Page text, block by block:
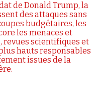
de Donald Trump, la
des attaques sans
budgétaires, les
les menaces et
scientifiques et
hauts responsables
issues de la